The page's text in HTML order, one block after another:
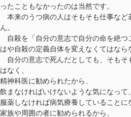
ったこともなかったのは当然です。
本来のうつ病の人はそもそも仕事など
ん。
自殺を「自分の意志で自分の命を絶つ
はや自殺の定義自体を変えなくてはなら
自分の意志で死んだとしても、そもそ
はなく、
精神科医に勧められたから、
飲まなければいけないような気になって、
服薬しなければ病気療養していることに
家族や周囲の者に勧められるから、